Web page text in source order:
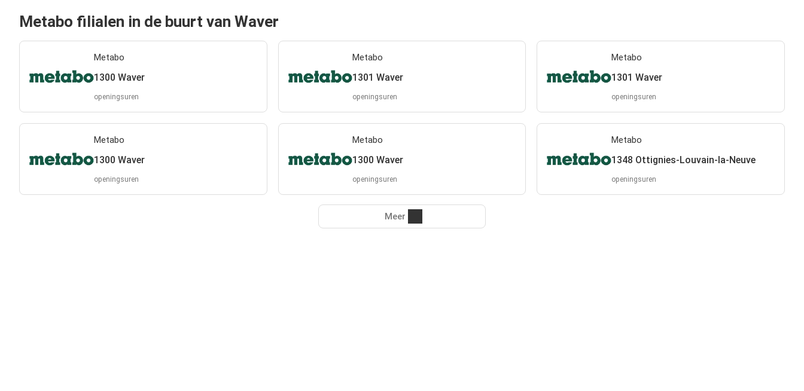
Metabo filialen in de buurt van Waver
Metabo
1300 Waver
openingsuren
Metabo
1301 Waver
openingsuren
Metabo
1301 Waver
openingsuren
Metabo
1300 Waver
openingsuren
Metabo
1300 Waver
openingsuren
Metabo
1348 Ottignies-Louvain-la-Neuve
openingsuren
Meer